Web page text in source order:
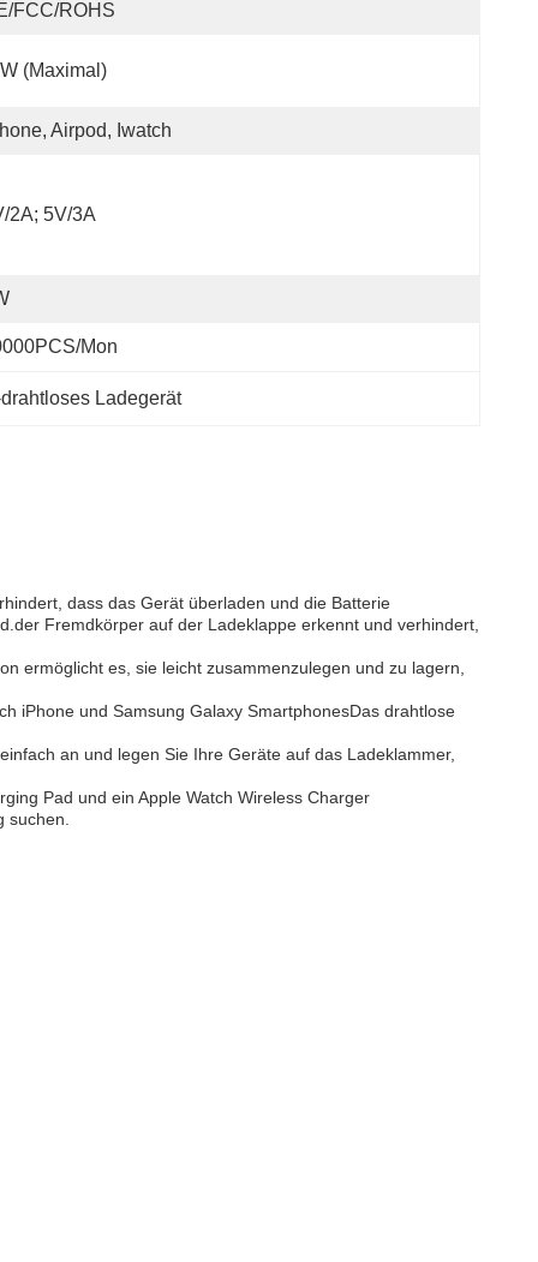
FCC/ROHS
(maximal)
Airpod, Iwatch
2A; 5V/3A
Mon
Ladegerät
dass das Gerät überladen und die Batterie
Fremdkörper auf der Ladeklappe erkennt und verhindert,
ermöglicht es, sie leicht zusammenzulegen und zu lagern,
iPhone und Samsung Galaxy SmartphonesDas drahtlose
an und legen Sie Ihre Geräte auf das Ladeklammer,
Pad und ein Apple Watch Wireless Charger